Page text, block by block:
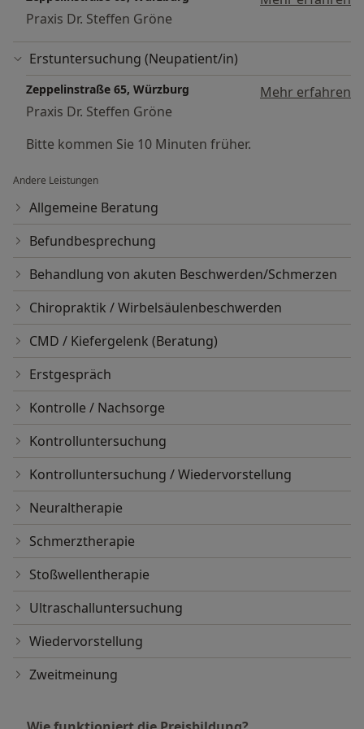
können.
*Eine Behandlung auf Augenhöhe: Ihr
Wohlbefinden und Ihre Fragen stehen im
Zentrum unserer
gemeinsamen Planung.
verlassen. Wir legen Wert darauf, dass Sie sich
verstanden fühlen. Wir sind überzeugt:
Transparente Kommunikation ist ein wesentlicher
Baustein für eine patientenorientierte
Behandlung.
Praxis Dr. Steffen Gröne
Erstuntersuchung (Neupatient/in)
Zeppelinstraße 65, Würzburg
Mehr erfahren
Praxis Dr. Steffen Gröne
Bitte kommen Sie 10 Minuten früher.
Andere Leistungen
Allgemeine Beratung
Befundbesprechung
Behandlung von akuten Beschwerden/Schmerzen
Chiropraktik / Wirbelsäulenbeschwerden
CMD / Kiefergelenk (Beratung)
Erstgespräch
Kontrolle / Nachsorge
Kontrolluntersuchung
Kontrolluntersuchung / Wiedervorstellung
Neuraltherapie
Schmerztherapie
Stoßwellentherapie
Ultraschalluntersuchung
Wiedervorstellung
Zweitmeinung